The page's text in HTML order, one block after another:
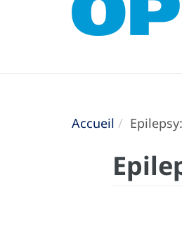
Accueil